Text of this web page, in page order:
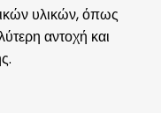
υλικών, όπως
αντοχή και